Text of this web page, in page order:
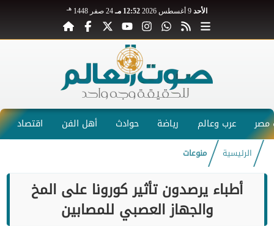
الأحد 12:52 مـ 24 صفر 1448 هـ
عرب وعالم رياضة حوادث أهل الفن اقتصاد
الرئيسية منوعات
أطباء يرصدون تأثير كورونا على المخ
والجهاز العصبي للمصابين